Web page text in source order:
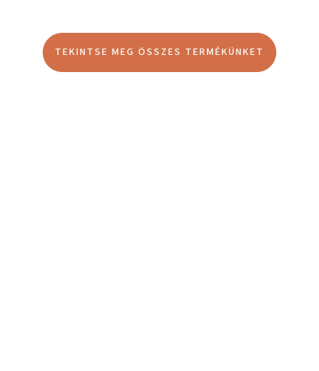
TEKINTSE MEG ÖSSZES TERMÉKÜNKET